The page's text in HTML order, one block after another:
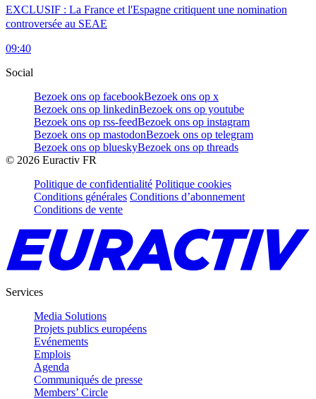
EXCLUSIF : La France et l'Espagne critiquent une nomination
controversée au SEAE
09:40
Social
Bezoek ons op facebookBezoek ons op x
Bezoek ons op linkedinBezoek ons op youtube
Bezoek ons op rss-feedBezoek ons op instagram
Bezoek ons op mastodonBezoek ons op telegram
Bezoek ons op blueskyBezoek ons op threads
© 2026 Euractiv FR
Politique de confidentialité Politique cookies
Conditions générales Conditions d’abonnement
Conditions de vente
Services
Media Solutions
Projets publics européens
Evénements
Emplois
Agenda
Communiqués de presse
Members’ Circle